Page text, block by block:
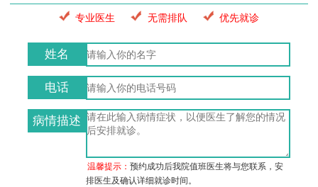
专业医生 无需排队 优先就诊
姓名
电话
病情描述
温馨提示：预约成功后我院值班医生将与您联系，安
排医生及确认详细就诊时间。